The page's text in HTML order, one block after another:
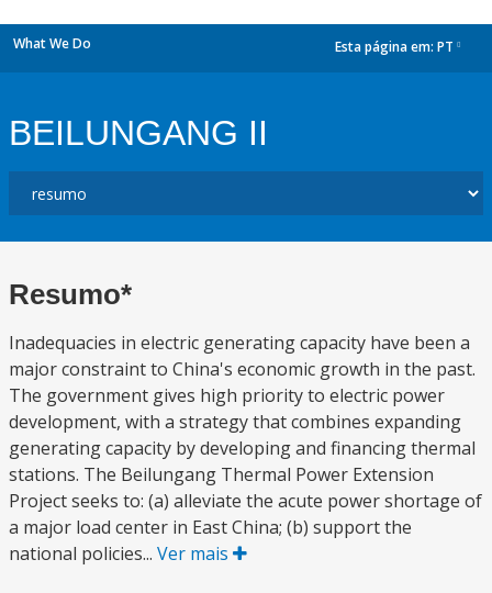
What We Do Esta página em: PT
BEILUNGANG II
Resumo*
Inadequacies in electric generating capacity have been a
major constraint to China's economic growth in the past.
The government gives high priority to electric power
development, with a strategy that combines expanding
generating capacity by developing and financing thermal
stations. The Beilungang Thermal Power Extension
Project seeks to: (a) alleviate the acute power shortage of
a major load center in East China; (b) support the
national policies... Ver mais